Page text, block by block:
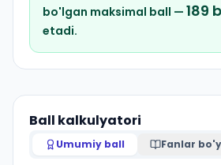
bo'lgan maksimal ball — 189
etadi.
Ball kalkulyatori
Umumiy ball Fanlar